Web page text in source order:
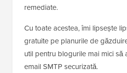
remediate.
Cu toate acestea, îmi lipsește
gratuite pe planurile de
util pentru blogurile mai mici
email SMTP securizată.